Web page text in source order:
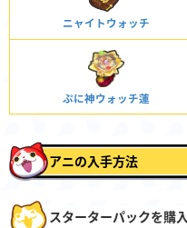
ニャイトウォッチ
ぷに神ウォッチ蓮
アニの入手方法
スターターパックを購